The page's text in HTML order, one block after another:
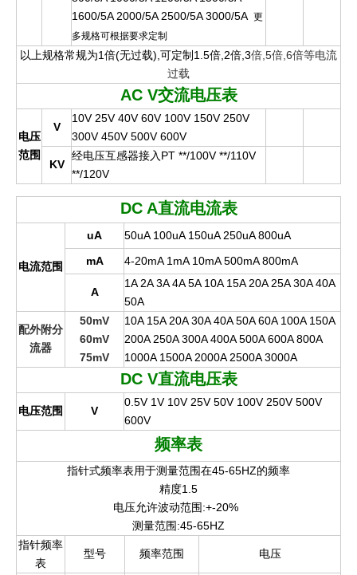
1600/5A 2000/5A 2500/5A 3000/5A 更
多规格可根据要求定制
以上规格常规为1倍(无过载),可定制1.5倍,2倍,3倍,5倍,6倍等电流
过载
AC V交流电压表
电压
范围
V
10V 25V 40V 60V 100V 150V 250V
300V 450V 500V 600V
KV
经电压互感器接入PT **/100V **/110V
**/120V
DC A直流电流表
电流范围
uA
50uA 100uA 150uA 250uA 800uA
mA
4-20mA 1mA 10mA 500mA 800mA
A
1A 2A 3A 4A 5A 10A 15A 20A 25A 30A 40A
50A
配外附分
流器
50mV
60mV
75mV
10A 15A 20A 30A 40A 50A 60A 100A 150A
200A 250A 300A 400A 500A 600A 800A
1000A 1500A 2000A 2500A 3000A
DC V直流电压表
电压范围 V
0.5V 1V 10V 25V 50V 100V 250V 500V
600V
频率表
指针式频率表用于测量范围在45-65HZ的频率
精度1.5
电压允许波动范围:+-20%
测量范围:45-65HZ
指针频率
表
型号 频率范围 电压